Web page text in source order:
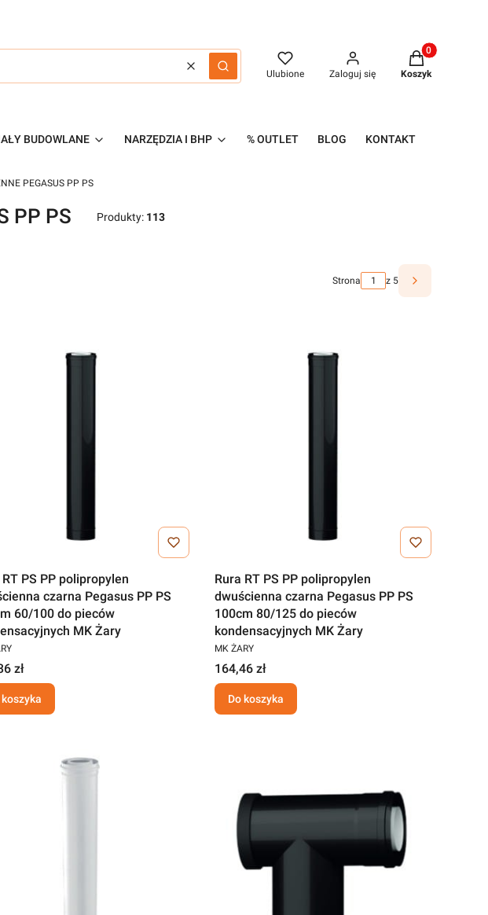
WyczyśćSzukaj Ulubione Zaloguj się
Produkty w
Koszyk
BUDOWLANE NARZĘDZIA I BHP % OUTLET BLOG KONTAKT
PEGASUS PP PS
PP PS Produkty: 113
Strona z 5
RT PS PP polipropylen
czarna Pegasus PP PS
60/100 do pieców
MK Żary
zł
koszyka
Rura RT PS PP polipropylen
dwuścienna czarna Pegasus PP PS
100cm 80/125 do pieców
kondensacyjnych MK Żary
MK ŻARY
164,46 zł
Do koszyka